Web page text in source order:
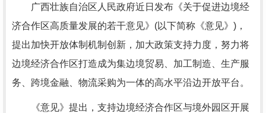
广西壮族自治区人民政府近日发布《关于促进边境经
济合作区高质量发展的若干意见》(以下简称《意见》)，
提出加快开放体制机制创新，加大政策支持力度，努力将
边境经济合作区打造成为集边境贸易、加工制造、生产服
务、跨境金融、物流采购为一体的高水平沿边开放平台。
《意见》提出，支持边境经济合作区与境外园区开展